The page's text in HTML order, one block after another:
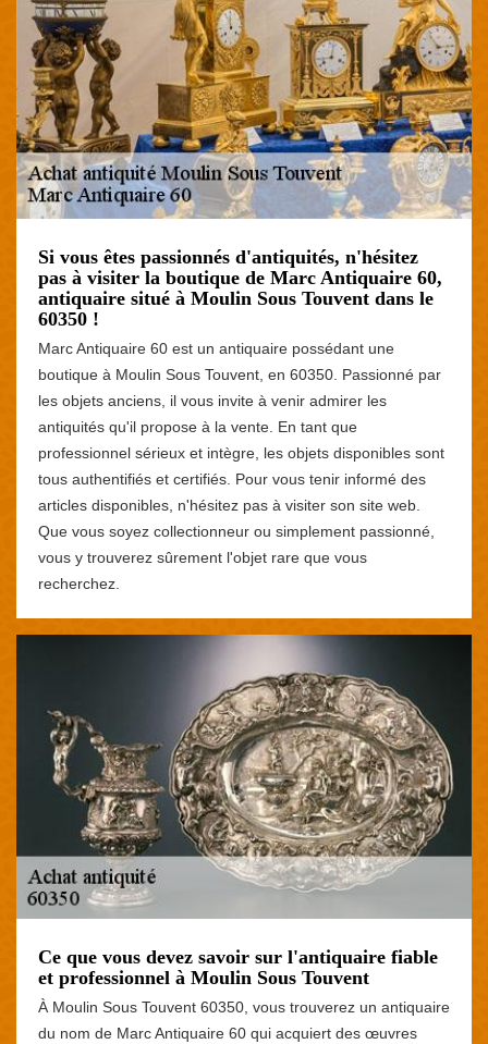
Si vous êtes passionnés d'antiquités, n'hésitez
pas à visiter la boutique de Marc Antiquaire 60,
antiquaire situé à Moulin Sous Touvent dans le
60350 !
Marc Antiquaire 60 est un antiquaire possédant une
boutique à Moulin Sous Touvent, en 60350. Passionné par
les objets anciens, il vous invite à venir admirer les
antiquités qu'il propose à la vente. En tant que
professionnel sérieux et intègre, les objets disponibles sont
tous authentifiés et certifiés. Pour vous tenir informé des
articles disponibles, n'hésitez pas à visiter son site web.
Que vous soyez collectionneur ou simplement passionné,
vous y trouverez sûrement l'objet rare que vous
recherchez.
Ce que vous devez savoir sur l'antiquaire fiable
et professionnel à Moulin Sous Touvent
À Moulin Sous Touvent 60350, vous trouverez un antiquaire
du nom de Marc Antiquaire 60 qui acquiert des œuvres